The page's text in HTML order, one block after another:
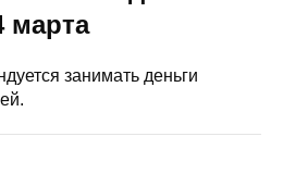
марта
занимать деньги